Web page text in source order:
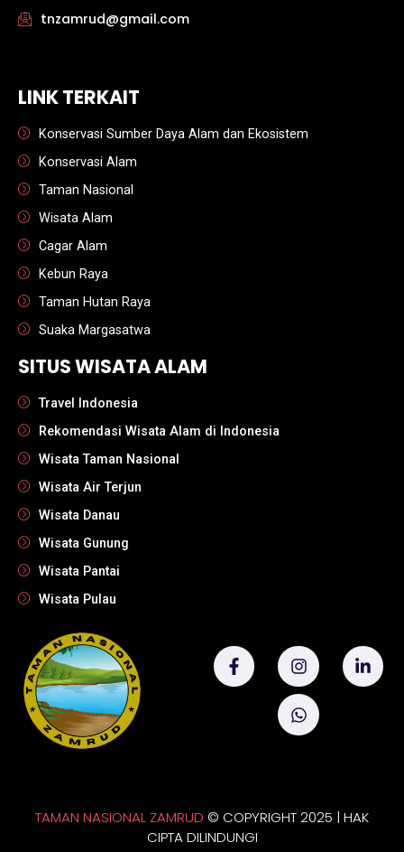
tnzamrud@gmail.com
LINK TERKAIT
Konservasi Sumber Daya Alam dan Ekosistem
Konservasi Alam
Taman Nasional
Wisata Alam
Cagar Alam
Kebun Raya
Taman Hutan Raya
Suaka Margasatwa
SITUS WISATA ALAM
Travel Indonesia
Rekomendasi Wisata Alam di Indonesia
Wisata Taman Nasional
Wisata Air Terjun
Wisata Danau
Wisata Gunung
Wisata Pantai
Wisata Pulau
TAMAN NASIONAL ZAMRUD © COPYRIGHT 2025 | HAK
CIPTA DILINDUNGI